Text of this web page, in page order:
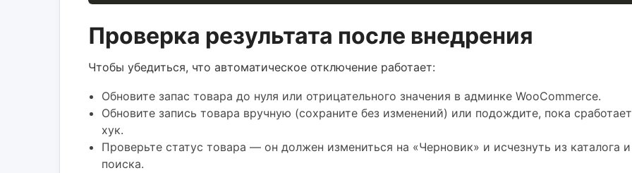
Проверка результата после внедрения
Чтобы убедиться, что автоматическое отключение работает:
Обновите запас товара до нуля или отрицательного значения в админке WooCommerce.
Обновите запись товара вручную (сохраните без изменений) или подождите, пока сработает
хук.
Проверьте статус товара — он должен измениться на «Черновик» и исчезнуть из каталога и
поиска.